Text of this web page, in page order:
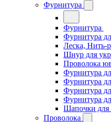
Фурнитура
Фурнитура
Фурнитура
Леска, Нить-
Шнур для
Проволока
Фурнитура
Фурнитура
Фурнитура
Фурнитура
Шапочки для
Проволока